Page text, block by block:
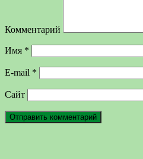
Комментарий
Имя *
E-mail *
Сайт